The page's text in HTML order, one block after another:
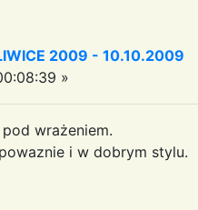
2009 - 10.10.2009
»
wrażeniem.
i w dobrym stylu.